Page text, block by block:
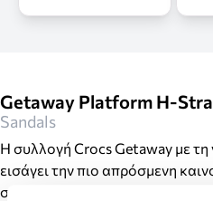
Getaway Platform H-
Sandals
Η συλλογή Crocs Getaway με
εισάγει την πιο απρόσμενη
συναντήσει μέχρι σήμερα. Το